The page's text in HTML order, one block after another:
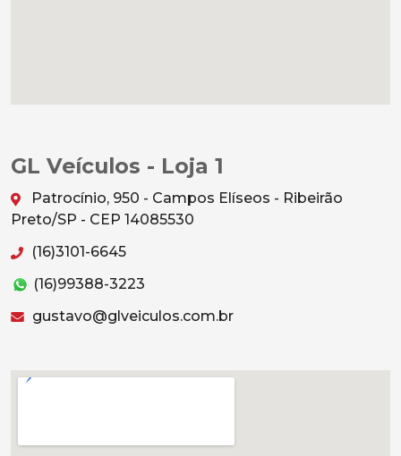
GL Veículos - Loja 1
Patrocínio, 950 - Campos Elíseos - Ribeirão
Preto/SP - CEP 14085530
(16)3101-6645
(16)99388-3223
gustavo@glveiculos.com.br